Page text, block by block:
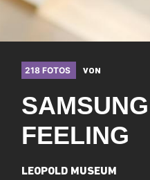
218 FOTOS VON
FEELING
LEOPOLD MUSEUM